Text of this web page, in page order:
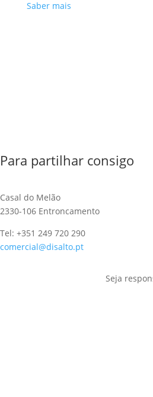
Saber mais
Para partilhar consigo
Casal do Melão
2330-106 Entroncamento
Tel: +351 249 720 290
comercial@disalto.pt
Seja